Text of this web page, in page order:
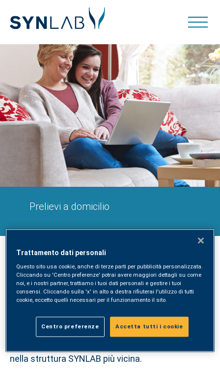
Prelievi a domicilio
SYNLAB dedica un’attenzione speciale a tutti
coloro che hannonecessità di avere il servizio di
prelievo presso la propria abitazione.
Previa prenotazione, un infermiere si recherà
direttamente al domicilio del paziente per
effettuare il prelievo. Il ritiro referti, in base alla
nella struttura SYNLAB più vicina.
Trattamento dati personali
Questo sito usa cookie, anche di terze parti per pubblicità personalizzata.
Cliccando su 'Centro preferenze' potrai avere maggiori dettagli su come
noi, e i nostri partner, trattiamo i tuoi dati personali e gestire i tuoi
consensi. Cliccando sulla 'x' in alto a destra rifiuterai l'utilizzo di tutti
cookie, eccetto quelli necessari per il funzionamento il sito.
Centro preferenze Accetta tutti i cookie